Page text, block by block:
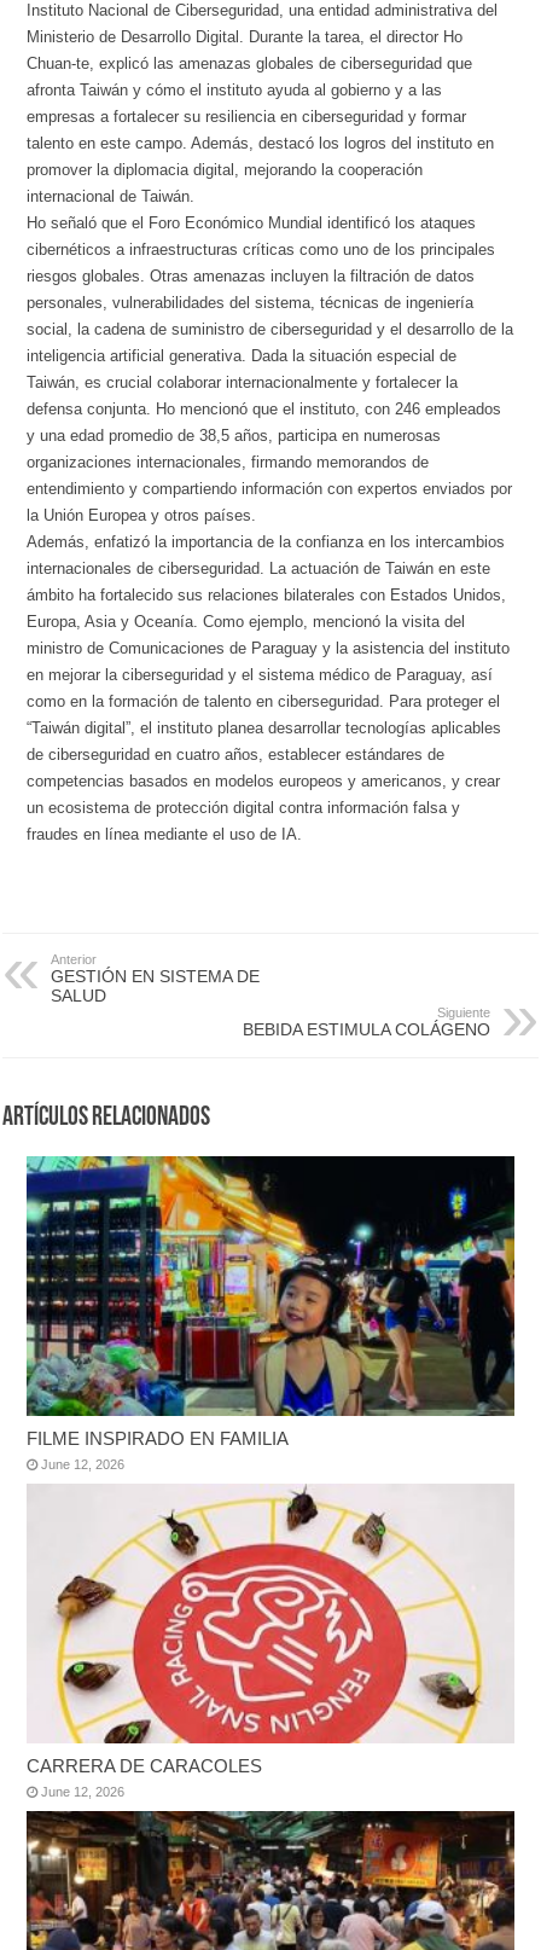
Instituto Nacional de Ciberseguridad, una entidad administrativa del
Ministerio de Desarrollo Digital. Durante la tarea, el director Ho
Chuan-te, explicó las amenazas globales de ciberseguridad que
afronta Taiwán y cómo el instituto ayuda al gobierno y a las
empresas a fortalecer su resiliencia en ciberseguridad y formar
talento en este campo. Además, destacó los logros del instituto en
promover la diplomacia digital, mejorando la cooperación
internacional de Taiwán.
Ho señaló que el Foro Económico Mundial identificó los ataques
cibernéticos a infraestructuras críticas como uno de los principales
riesgos globales. Otras amenazas incluyen la filtración de datos
personales, vulnerabilidades del sistema, técnicas de ingeniería
social, la cadena de suministro de ciberseguridad y el desarrollo de la
inteligencia artificial generativa. Dada la situación especial de
Taiwán, es crucial colaborar internacionalmente y fortalecer la
defensa conjunta. Ho mencionó que el instituto, con 246 empleados
y una edad promedio de 38,5 años, participa en numerosas
organizaciones internacionales, firmando memorandos de
entendimiento y compartiendo información con expertos enviados por
la Unión Europea y otros países.
Además, enfatizó la importancia de la confianza en los intercambios
internacionales de ciberseguridad. La actuación de Taiwán en este
ámbito ha fortalecido sus relaciones bilaterales con Estados Unidos,
Europa, Asia y Oceanía. Como ejemplo, mencionó la visita del
ministro de Comunicaciones de Paraguay y la asistencia del instituto
en mejorar la ciberseguridad y el sistema médico de Paraguay, así
como en la formación de talento en ciberseguridad. Para proteger el
“Taiwán digital”, el instituto planea desarrollar tecnologías aplicables
de ciberseguridad en cuatro años, establecer estándares de
competencias basados en modelos europeos y americanos, y crear
un ecosistema de protección digital contra información falsa y
fraudes en línea mediante el uso de IA.
Anterior
GESTIÓN EN SISTEMA DE
SALUD
Siguiente
BEBIDA ESTIMULA COLÁGENO
Artículos Relacionados
FILME INSPIRADO EN FAMILIA
June 12, 2026
CARRERA DE CARACOLES
June 12, 2026